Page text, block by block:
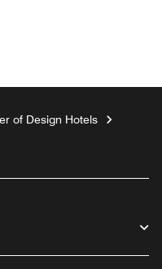
of Design Hotels